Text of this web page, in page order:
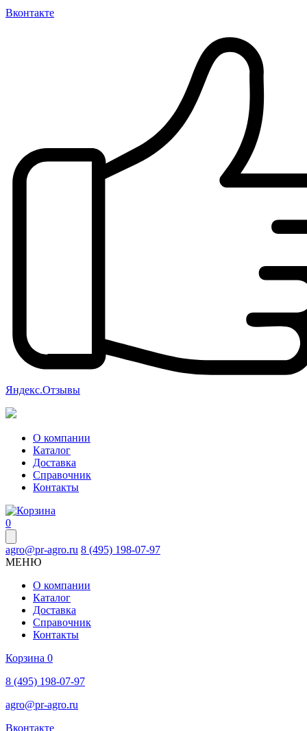
Вконтакте
Яндекс.Отзывы
О компании
Каталог
Доставка
Справочник
Контакты
0
agro@pr-agro.ru 8 (495) 198-07-97
МЕНЮ
О компании
Каталог
Доставка
Справочник
Контакты
Корзина 0
8 (495) 198-07-97
agro@pr-agro.ru
Вконтакте